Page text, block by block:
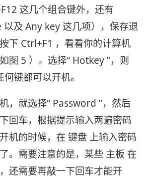
这几个组合键外，还有
及 Any key 这几项），保存退
下 Ctrl+F1 ，看看你的计算机
图 5 ）。选择“ Hotkey ”，则
键都可以开机。
，就选择“ Password ”，然后
回车，根据提示输入两遍密码
机的时候，在 键盘 上输入密码
。需要注意的是，某些 主板 在
还需要再敲一下回车才能开